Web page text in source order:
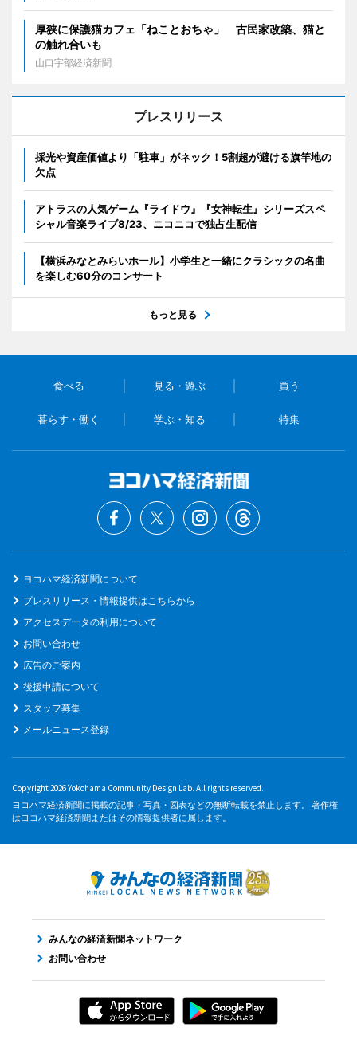
厚狭に保護猫カフェ「ねことおちゃ」 古民家改築、猫と
の触れ合いも
山口宇部経済新聞
プレスリリース
採光や資産価値より「駐車」がネック！5割超が避ける旗竿地の
欠点
アトラスの人気ゲーム『ライドウ』『女神転生』シリーズスペ
シャル音楽ライブ8/23、ニコニコで独占生配信
【横浜みなとみらいホール】小学生と一緒にクラシックの名曲
を楽しむ60分のコンサート
もっと見る
食べる 見る・遊ぶ 買う
暮らす・働く 学ぶ・知る 特集
ヨコハマ経済新聞について
プレスリリース・情報提供はこちらから
アクセスデータの利用について
お問い合わせ
広告のご案内
後援申請について
スタッフ募集
メールニュース登録
Copyright 2026 Yokohama Community Design Lab. All rights reserved.
ヨコハマ経済新聞に掲載の記事・写真・図表などの無断転載を禁止します。 著作権
はヨコハマ経済新聞またはその情報提供者に属します。
みんなの経済新聞ネットワーク
お問い合わせ